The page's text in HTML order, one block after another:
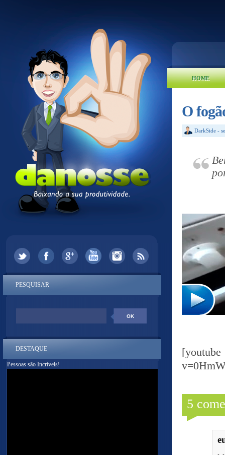
HOME
O
DarkSide -
5
PESQUISAR
DESTAQUE
Pessoas são Incríveis!